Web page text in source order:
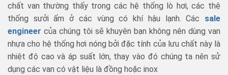
chất van thường thấy trong các hệ thống lò hơi, các thệ
thống sưởi ấm ở các vùng có khí hậu lạnh. Các sale
engineer của chúng tôi sẽ khuyên bạn không nên dùng van
nhựa cho hệ thống hơi nóng bởi đặc tính của lưu chất này là
nhiệt độ cao và áp suất lớn, thay vào đó chúng ta nên sử
dụng các van có vật liệu là đồng hoặc inox